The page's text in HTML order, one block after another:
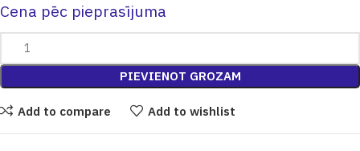
Cena pēc pieprasījuma
PIEVIENOT GROZAM
Add to compare Add to wishlist